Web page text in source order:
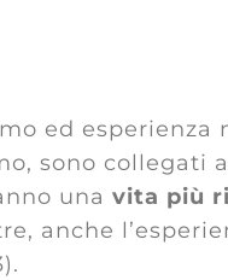
ed esperienza
sono collegati
una vita più
anche